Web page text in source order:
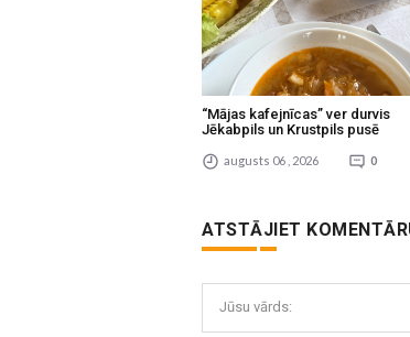
“Mājas kafejnīcas” ver durvis
Jēkabpils un Krustpils pusē
augusts 06 , 2026 0
ATSTĀJIET
Jūsu vārds: